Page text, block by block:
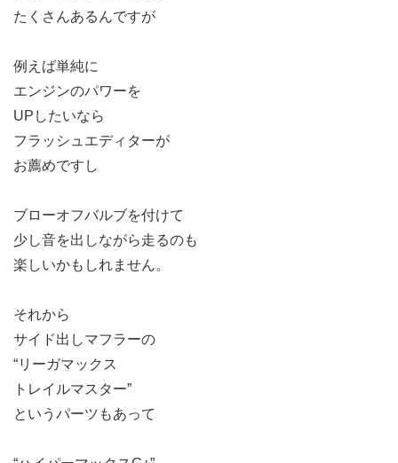
たくさんあるんですが
例えば単純に
エンジンのパワーを
UPしたいなら
フラッシュエディターが
お薦めですし
ブローオフバルブを付けて
少し音を出しながら走るのも
楽しいかもしれません。
それから
サイド出しマフラーの
“リーガマックス
トレイルマスター”
というパーツもあって